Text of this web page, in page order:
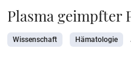
Plasma geimpfter
Wissenschaft Hämatologie